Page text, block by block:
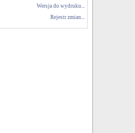
Wersja do wydruku...
Rejestr zmian...